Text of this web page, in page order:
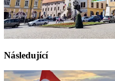
Následující